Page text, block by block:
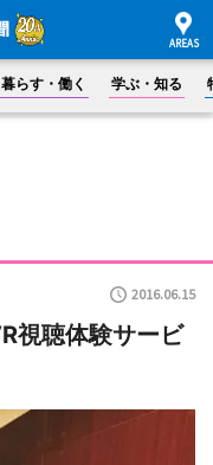
暮らす・働く 学ぶ・知る
2016.06.15
視聴体験サービ